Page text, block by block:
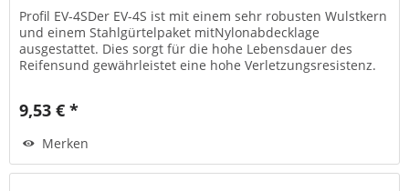
Profil EV-4SDer EV-4S ist mit einem sehr robusten Wulstkern
und einem Stahlgürtelpaket mitNylonabdecklage
ausgestattet. Dies sorgt für die hohe Lebensdauer des
Reifensund gewährleistet eine hohe Verletzungsresistenz.
9,53 € *
Merken